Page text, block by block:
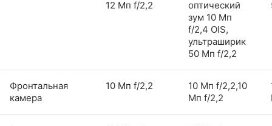
12 Мп f/2,2
оптический
зум 10 Мп
f/2,4 OIS,
ультраширик
50 Мп f/2,2
Фронтальная
камера
10 Мп f/2,2
10 Мп f/2,2,10
Мп f/2,2